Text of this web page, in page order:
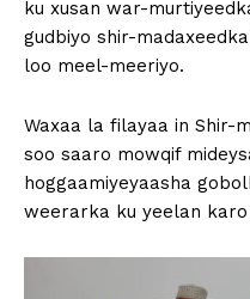
ku xusan war-
gudbiyo shir-
loo meel-meeriyo.
Waxaa la filayaa in Shir-
soo saaro mowqif
hoggaamiyeyaasha
weerarka ku yeelan